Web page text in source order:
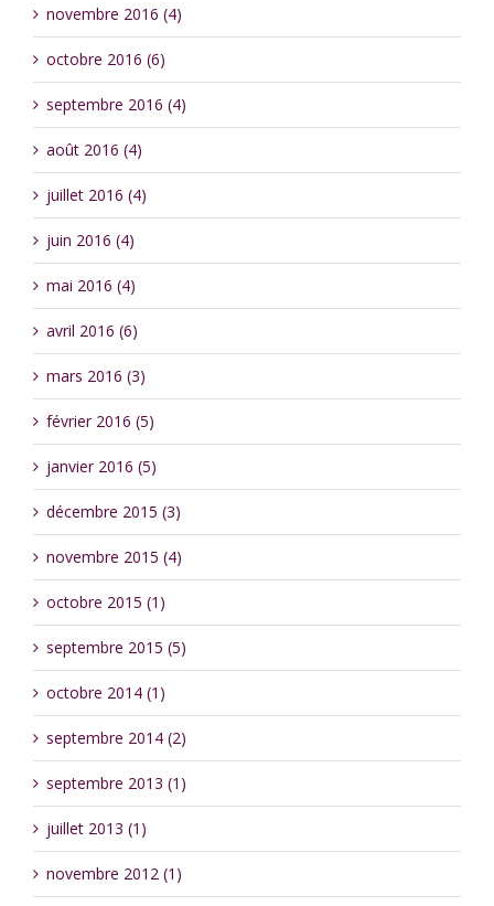
novembre 2016 (4)
octobre 2016 (6)
septembre 2016 (4)
août 2016 (4)
juillet 2016 (4)
juin 2016 (4)
mai 2016 (4)
avril 2016 (6)
mars 2016 (3)
février 2016 (5)
janvier 2016 (5)
décembre 2015 (3)
novembre 2015 (4)
octobre 2015 (1)
septembre 2015 (5)
octobre 2014 (1)
septembre 2014 (2)
septembre 2013 (1)
juillet 2013 (1)
novembre 2012 (1)